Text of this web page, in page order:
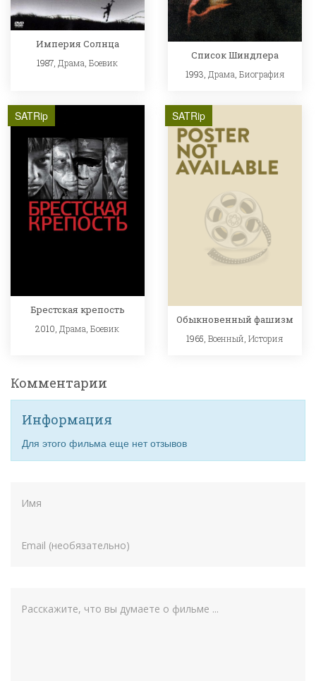
Империя Солнца
1987, Драма ,Боевик
Список Шиндлера
1993, Драма Биография
SATRip
Брестская крепость
2010, Драма ,Боевик
SATRip
Обыкновенный фашизм
1965,Военный ,История
Комментарии
Информация
Для этого фильма еще нет отзывов